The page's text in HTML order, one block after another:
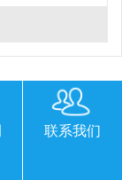
联系我们